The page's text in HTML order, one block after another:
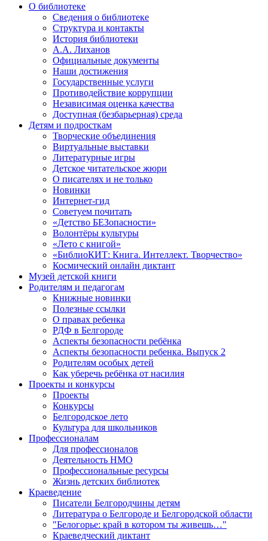
О библиотеке
Сведения о библиотеке
Структура и контакты
История библиотеки
А.А. Лиханов
Официальные документы
Наши достижения
Государственные услуги
Противодействие коррупции
Независимая оценка качества
Доступная (безбарьерная) среда
Детям и подросткам
Творческие объединения
Виртуальные выставки
Литературные игры
Детское читательское жюри
О писателях и не только
Новинки
Интернет-гид
Советуем почитать
«Детство БЕЗопасности»
Волонтёры культуры
«Лето с книгой»
«БиблиоКИТ: Книга. Интеллект. Творчество»
Космический онлайн диктант
Музей детской книги
Родителям и педагогам
Книжные новинки
Полезные ссылки
О правах ребенка
РДФ в Белгороде
Аспекты безопасности ребёнка
Аспекты безопасности ребенка. Выпуск 2
Родителям особых детей
Как уберечь ребёнка от насилия
Проекты и конкурсы
Проекты
Конкурсы
Белгородское лето
Культура для школьников
Профессионалам
Для профессионалов
Деятельность НМО
Профессиональные ресурсы
Жизнь детских библиотек
Краеведение
Писатели Белгородчины детям
Литература о Белгороде и Белгородской области
"Белогорье: край в котором ты живешь…"
Краеведческий диктант